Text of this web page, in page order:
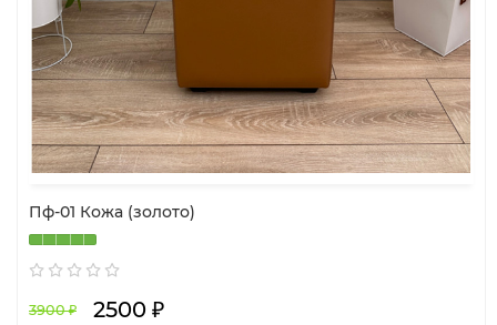
Пф-01 Кожа (золото)
3900 ₽ 2500 ₽